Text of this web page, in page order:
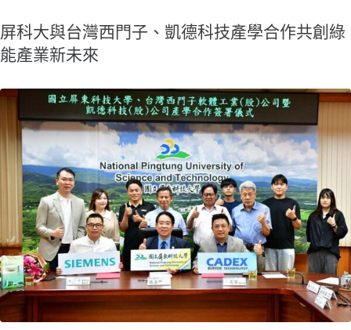
屏科大與台灣西門子、凱德科技產學合作共創綠
能產業新未來